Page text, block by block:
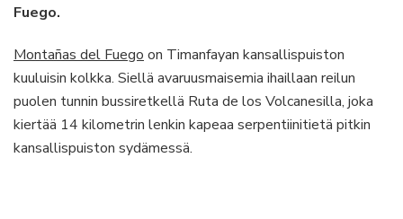
Fuego.
Montañas del Fuego on Timanfayan kansallispuiston
kuuluisin kolkka. Siellä avaruusmaisemia ihaillaan reilun
puolen tunnin bussiretkellä Ruta de los Volcanesilla, joka
kiertää 14 kilometrin lenkin kapeaa serpentiinitietä pitkin
kansallispuiston sydämessä.